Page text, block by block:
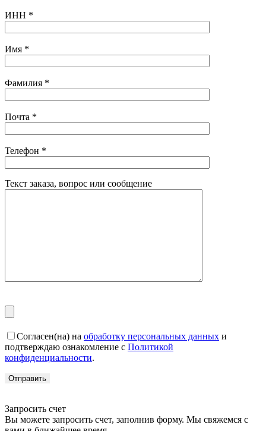
ИНН *
Имя *
Фамилия *
Почта *
Телефон *
Текст заказа, вопрос или сообщение
Согласен(на) на обработку персональных данных и
подтверждаю ознакомление с Политикой
конфиденциальности.
Запросить счет
Вы можете запросить счет, заполнив форму. Мы свяжемся с